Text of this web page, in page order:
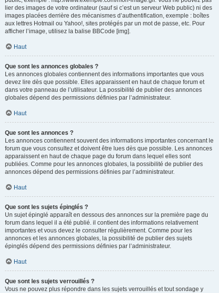
lier des images de votre ordinateur (sauf si c’est un serveur Web public) ni des
images placées derrière des mécanismes d’authentification, exemple : boîtes
aux lettres Hotmail ou Yahoo!, sites protégés par un mot de passe, etc. Pour
afficher l’image, utilisez la balise BBCode [img].
Haut
Que sont les annonces globales ?
Les annonces globales contiennent des informations importantes que vous
devez lire dès que possible. Elles apparaissent en haut de chaque forum et
dans votre panneau de l’utilisateur. La possibilité de publier des annonces
globales dépend des permissions définies par l’administrateur.
Haut
Que sont les annonces ?
Les annonces contiennent souvent des informations importantes concernant le
forum que vous consultez et doivent être lues dès que possible. Les annonces
apparaissent en haut de chaque page du forum dans lequel elles sont
publiées. Comme pour les annonces globales, la possibilité de publier des
annonces dépend des permissions définies par l’administrateur.
Haut
Que sont les sujets épinglés ?
Un sujet épinglé apparaît en dessous des annonces sur la première page du
forum dans lequel il a été publié. il contient des informations relativement
importantes et vous devez le consulter régulièrement. Comme pour les
annonces et les annonces globales, la possibilité de publier des sujets
épinglés dépend des permissions définies par l’administrateur.
Haut
Que sont les sujets verrouillés ?
Vous ne pouvez plus répondre dans les sujets verrouillés et tout sondage y